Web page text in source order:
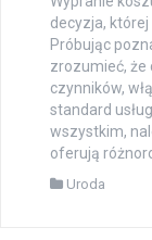
27 marca
Wypranie
decyzja,
Próbując
zrozumieć, że
czynników,